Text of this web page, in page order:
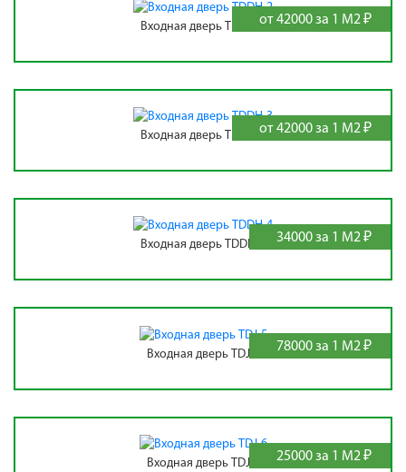
от 42000 за 1 М2 ₽
Входная дверь TDDH-2
от 42000 за 1 М2 ₽
Входная дверь TDDH-3
34000 за 1 М2 ₽
Входная дверь TDDH-4
78000 за 1 М2 ₽
Входная дверь TDJ-5
25000 за 1 М2 ₽
Входная дверь TDJ-6